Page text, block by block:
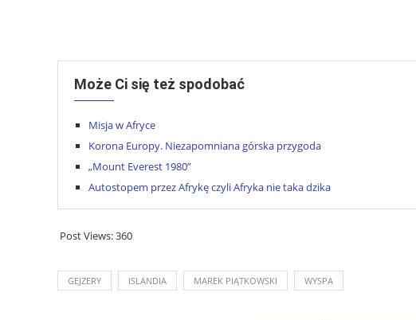
Może Ci się też spodobać
Misja w Afryce
Korona Europy. Niezapomniana górska przygoda
„Mount Everest 1980”
Autostopem przez Afrykę czyli Afryka nie taka dzika
Post Views:360
GEJZERY ISLANDIA MAREK PIĄTKOWSKI WYSPA